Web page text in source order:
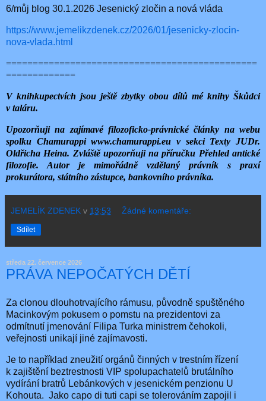
6/můj blog 30.1.2026 Jesenický zločin a nová vláda
https://www.jemelikzdenek.cz/2026/01/jesenicky-zlocin-
nova-vlada.html
===============================================
=============
V knihkupectvích jsou ještě zbytky obou dílů mé knihy Škůdci
v taláru.
Upozorňuji na zajímavé filozoficko-právnické články na webu
spolku Chamurappi www.chamurappi.eu v sekci Texty JUDr.
Oldřicha Heina. Zvláště upozorňuji na příručku Přehled antické
filozofie. Autor je mimořádně vzdělaný právník s praxí
prokurátora, státního zástupce, bankovního právníka.
JEMELÍK ZDENEK v 13:53 Žádné komentáře:
Sdílet
středa 22. července 2026
PRÁVA NEPOČATÝCH DĚTÍ
Za clonou dlouhotrvajícího rámusu, původně spuštěného
Macinkovým pokusem o pomstu na prezidentovi za
odmítnutí jmenování Filipa Turka ministrem čehokoli,
veřejnosti unikají jiné zajímavosti.
Je to například zneužití orgánů činných v trestním řízení
k zajištění beztrestnosti VIP spolupachatelů brutálního
vydírání bratrů Lebánkových v jesenickém penzionu U
Kohouta. Jako capo di tuti capi se tolerováním zapojil i